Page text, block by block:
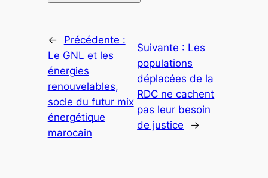
←
Précédente :
Le GNL et les
énergies
renouvelables,
socle du futur mix
énergétique
marocain
Suivante : Les
populations
déplacées de la
RDC ne cachent
pas leur besoin
de justice
→